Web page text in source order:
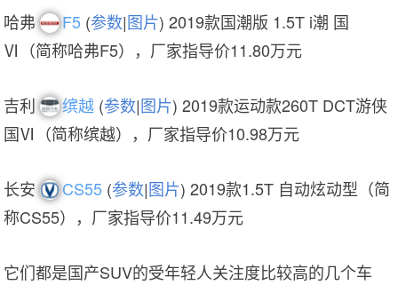
哈弗 F5 (参数|图片) 2019款国潮版 1.5T i潮 国
Ⅵ（简称哈弗F5），厂家指导价11.80万元
吉利 缤越 (参数|图片) 2019款运动款260T DCT游侠
国Ⅵ（简称缤越），厂家指导价10.98万元
长安 CS55 (参数|图片) 2019款1.5T 自动炫动型（简
称CS55），厂家指导价11.49万元
它们都是国产SUV的受年轻人关注度比较高的几个车